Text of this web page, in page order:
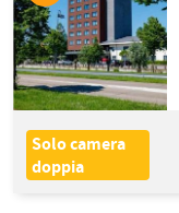
Solo camera
doppia